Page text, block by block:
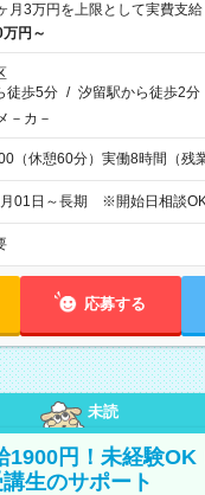
月3万円を上限として実費支給
円～
徒歩5分 / 汐留駅から徒歩2分
－カ－
（休憩60分）実働8時間（残
01日～長期 ※開始日相談
応募する
未読
1900円！未経験OK
生のサポート